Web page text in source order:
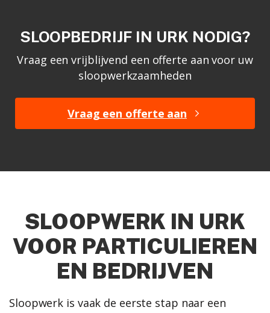
SLOOPBEDRIJF IN URK NODIG?
Vraag een vrijblijvend een offerte aan voor uw
sloopwerkzaamheden
Vraag een offerte aan
SLOOPWERK IN URK
VOOR PARTICULIEREN
EN BEDRIJVEN
Sloopwerk is vaak de eerste stap naar een